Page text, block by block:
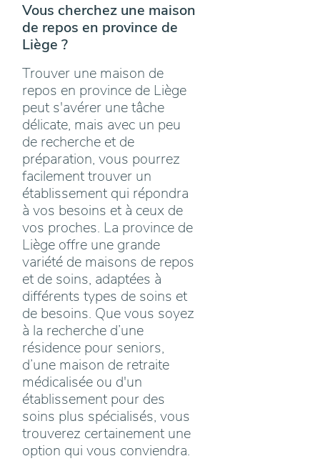
Vous cherchez une maison
de repos en province de
Liège ?
Trouver une maison de
repos en province de Liège
peut s'avérer une tâche
délicate, mais avec un peu
de recherche et de
préparation, vous pourrez
facilement trouver un
établissement qui répondra
à vos besoins et à ceux de
vos proches. La province de
Liège offre une grande
variété de maisons de repos
et de soins, adaptées à
différents types de soins et
de besoins. Que vous soyez
à la recherche d’une
résidence pour seniors,
d’une maison de retraite
médicalisée ou d'un
établissement pour des
soins plus spécialisés, vous
trouverez certainement une
option qui vous conviendra.